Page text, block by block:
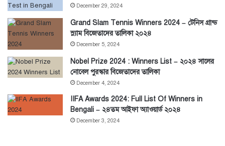
December 29, 2024
Grand Slam Tennis Winners 2024 – টেনিস গ্রান্ড
স্ল্যাম বিজেতাদের তালিকা ২০২৪
December 5, 2024
Nobel Prize 2024 : Winners List – ২০২৪ সালের
নোবেল পুরস্কার বিজেতাদের তালিকা
December 4, 2024
IIFA Awards 2024: Full List Of Winners in
Bengali – ২৪তম আইফা অ্যাওয়ার্ড ২০২৪
December 3, 2024